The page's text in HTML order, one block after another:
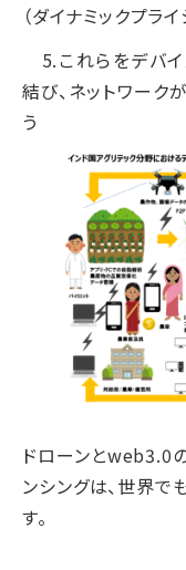
（ダイナミックプライ
5.これらをデバ
結び、ネットワー
う
ドローンとweb3.0
ンシングは、世界
す。